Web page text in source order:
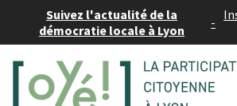
Suivez l'actualité de la
démocratie locale à Lyon
-